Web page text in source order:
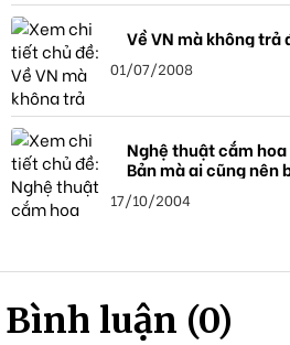
Về VN mà không trả
01/07/2008
Nghệ thuật cắm
Bản mà ai cũng nên
17/10/2004
Bình luận (0)